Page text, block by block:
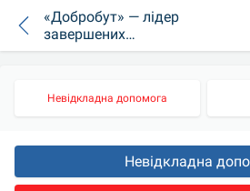
«Добробут» — лідер
завершених
закупівель за
Невідкладна допомога
Невідкладна